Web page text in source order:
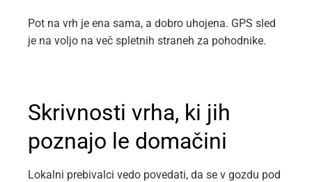
Pot na vrh je ena sama, a dobro uhojena. GPS sled
je na voljo na več spletnih straneh za pohodnike.
Skrivnosti vrha, ki jih
poznajo le domačini
Lokalni prebivalci vedo povedati, da se v gozdu pod